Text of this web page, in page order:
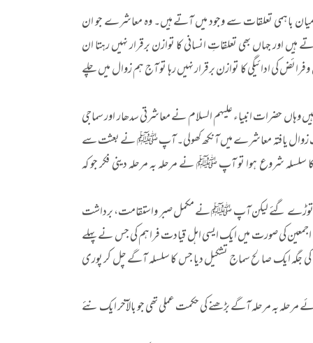
باہمی تعلقات سے وجود میں آتے ہیں۔ وہ معاشرے جو ان
ہیں اور جہاں بھی تعلقاتِ انسانی کا توازن برقرار نہیں رہتا ان
کی ادائیگی کا توازن برقرار نہیں رہا تو آج ہم زوال میں چلے
حضرات انبیاء علیہم السلام نے معاشرتی سدھار اور سماجی
ایک زوال یافتہ معاشرے میں آنکھ کھولی۔ آپ ﷺ نے بعثت سے
شروع ہوا تو آپ ﷺ نے مرحلہ بہ مرحلہ دینی فکر جو کہ
پہاڑ توڑے گئے لیکن آپ ﷺ نے مکمل صبر واستقامت، برداشت
اجمعین کی صورت میں ایک ایسی اہل قیادت فراہم کی جس نے پہلے
کی جگہ ایک صالح سماج تشکیل دیا جس کا سلسلہ آگے چل کر پوری
بہ مرحلہ آگے بڑھنے کی حکمت عملی تھی جو بالآخر ایک نئے